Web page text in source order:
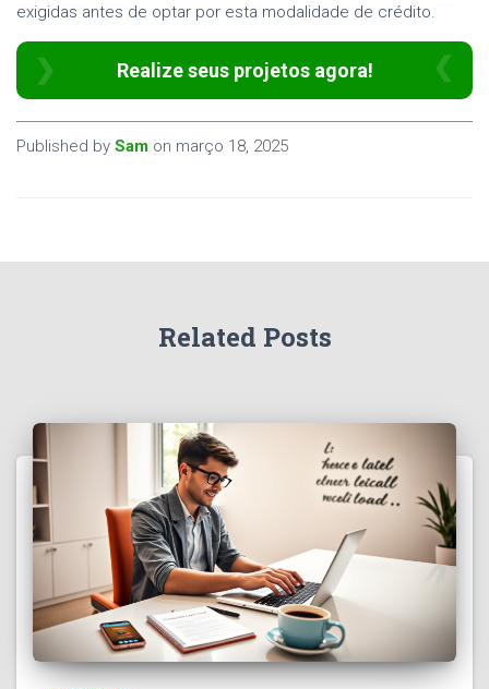
exigidas antes de optar por esta modalidade de crédito.
Realize seus projetos agora!
Published by Sam on março 18, 2025
Related Posts